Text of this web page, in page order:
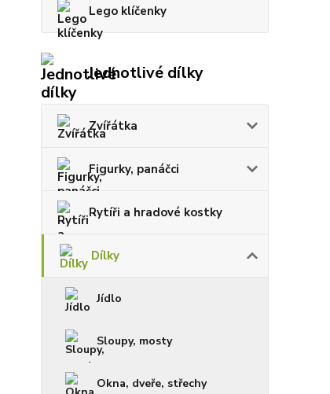
Lego klíčenky
Jednotlivé dílky
Zvířátka
Figurky, panáčci
Rytíři a hradové kostky
Dílky
Jídlo
Sloupy, mosty
Okna, dveře, střechy